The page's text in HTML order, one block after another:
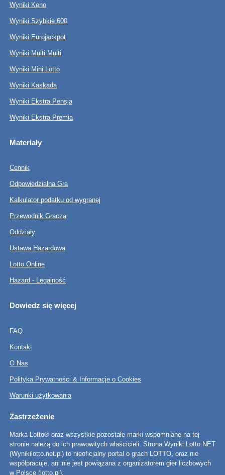
Wyniki Keno
Wyniki Szybkie 600
Wyniki Eurojackpot
Wyniki Multi Multi
Wyniki Mini Lotto
Wyniki Kaskada
Wyniki Ekstra Pensja
Wyniki Ekstra Premia
Materiały
Cennik
Odpowiedzialna Gra
Kalkulator podatku od wygranej
Przewodnik Gracza
Oddziały
Ustawa Hazardowa
Lotto Online
Hazard - Legalność
Dowiedz się więcej
FAQ
Kontakt
O Nas
Polityka Prywatności & Informacje o Cookies
Warunki użytkowania
Zastrzeżenie
Marka Lotto® oraz wszystkie pozostałe marki wspomniane na tej
stronie należą do ich prawowitych właścicieli. Strona Wyniki Lotto NET
(Wynikilotto.net.pl) to nieoficjalny portal o grach LOTTO, oraz nie
współpracuje, ani nie jest powiązana z organizatorem gier liczbowych
w Polsce (lotto.pl).